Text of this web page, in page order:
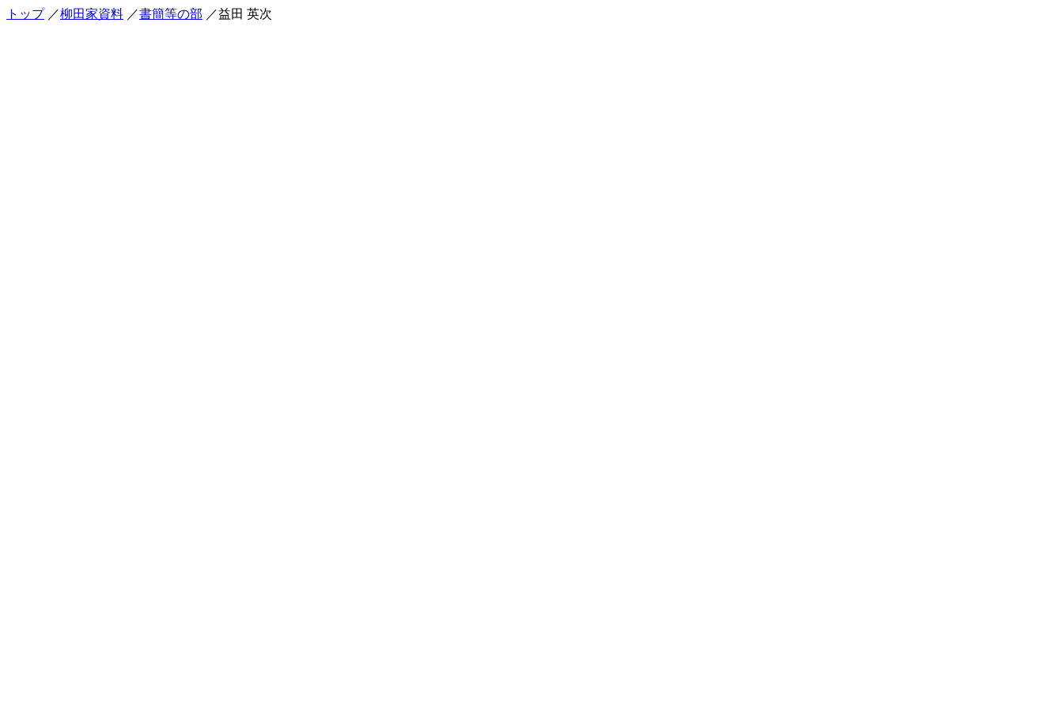
トップ ／柳田家資料 ／書簡等の部 ／益田 英次